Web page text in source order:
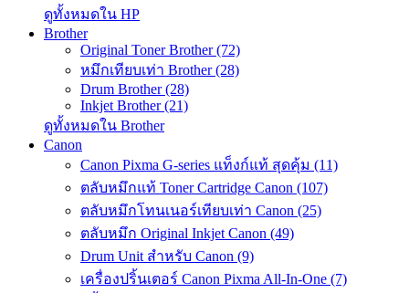
ดูทั้งหมดใน HP
Brother
Original Toner Brother (72)
หมึกเทียบเท่า Brother (28)
Drum Brother (28)
Inkjet Brother (21)
ดูทั้งหมดใน Brother
Canon
Canon Pixma G-series แท็งก์แท้ สุดคุ้ม (11)
ตลับหมึกแท้ Toner Cartridge Canon (107)
ตลับหมึกโทนเนอร์เทียบเท่า Canon (25)
ตลับหมึก Original Inkjet Canon (49)
Drum Unit สำหรับ Canon (9)
เครื่องปริ้นเตอร์ Canon Pixma All-In-One (7)